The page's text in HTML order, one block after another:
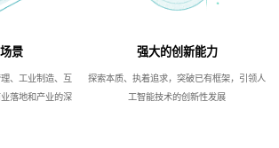
景
、工业制造、互
落地和产业的深
强大的创新能力
探索本质、执着追求，突破已有框架，引领人
工智能技术的创新性发展